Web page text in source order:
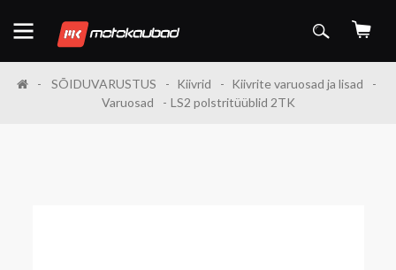
SÕIDUVARUSTUS Kiivrid
Kiivrite varuosad ja lisad
Varuosad
LS2 polstritüüblid 2TK